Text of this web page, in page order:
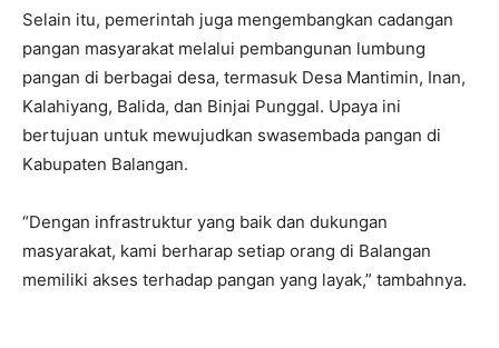
Selain itu, pemerintah juga mengembangkan cadangan
pangan masyarakat melalui pembangunan lumbung
pangan di berbagai desa, termasuk Desa Mantimin, Inan,
Kalahiyang, Balida, dan Binjai Punggal. Upaya ini
bertujuan untuk mewujudkan swasembada pangan di
Kabupaten Balangan.
“Dengan infrastruktur yang baik dan dukungan
masyarakat, kami berharap setiap orang di Balangan
memiliki akses terhadap pangan yang layak,” tambahnya.